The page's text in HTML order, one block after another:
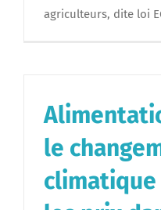
agriculteurs, dite loi
le